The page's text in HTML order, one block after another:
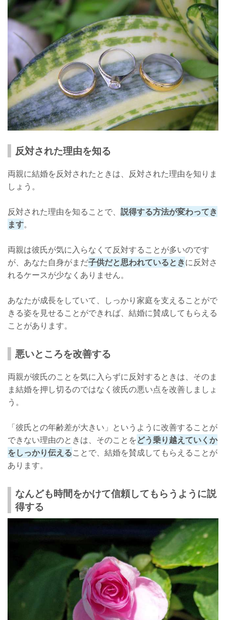
反対された理由を知る
両親に結婚を反対されたときは、反対された理由を知りま
しょう。
反対された理由を知ることで、 説得する方法が変わってき
ます。
両親は彼氏が気に入らなくて反対することが多いのです
が、あなた自身がまだ子供だと思われているときに反対さ
れるケースが少なくありません。
あなたが成長をしていて、しっかり家庭を支えることがで
きる姿を見せることができれば、結婚に賛成してもらえる
ことがあります。
悪いところを改善する
両親が彼氏のことを気に入らずに反対するときは、そのま
ま結婚を押し切るのではなく彼氏の悪い点を改善しましょ
う。
「彼氏との年齢差が大きい」というように改善することが
できない理由のときは、そのことをどう乗り越えていくか
をしっかり伝えることで、結婚を賛成してもらえることが
あります。
なんども時間をかけて信頼してもらうように説
得する